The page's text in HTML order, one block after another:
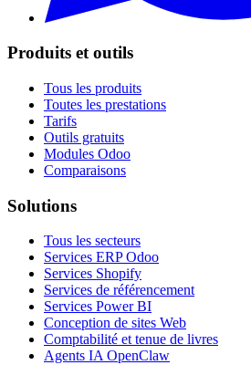
Produits et outils
Tous les produits
Toutes les prestations
Tarifs
Outils gratuits
Modules Odoo
Comparaisons
Solutions
Tous les secteurs
Services ERP Odoo
Services Shopify
Services de référencement
Services Power BI
Conception de sites Web
Comptabilité et tenue de livres
Agents IA OpenClaw